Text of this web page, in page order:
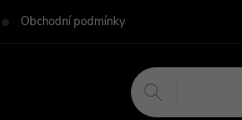
Obchodní podmínky Podmínky užití